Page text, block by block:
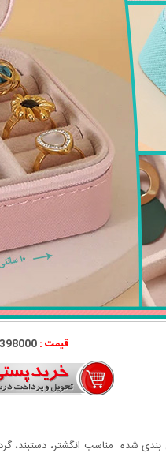
قیمت :398000 تومان
شده مناسب انگشتر، دستبند،